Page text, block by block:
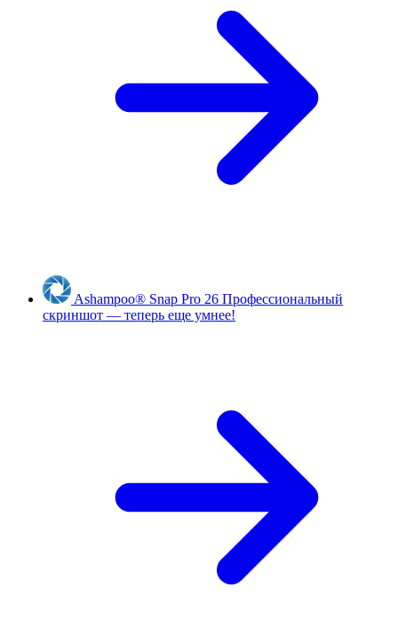
Ashampoo® Snap Pro 26 Профессиональный
скриншот — теперь еще умнее!